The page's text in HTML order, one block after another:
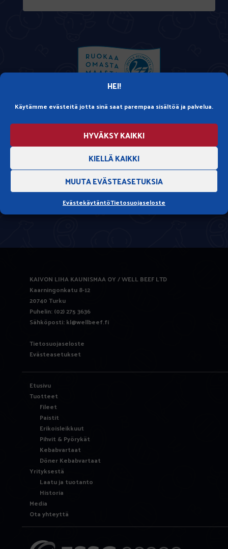
HEI!
Käytämme evästeitä jotta sinä saat parempaa sisältöä ja palvelua.
HYVÄKSY KAIKKI
KIELLÄ KAIKKI
MUUTA EVÄSTEASETUKSIA
EvästekäytäntöTietosuojaseloste
KAIVON LIHA KAUNISMAA OY / WELL BEEF LTD
Kaarningonkatu 8-12
20740 Turku
Puhelin: (02) 275 3636
Sähköposti:kl@wellbeef.fi
Tietosuojaseloste
Evästeasetukset
Etusivu
Tuotteet
Fileet
Paistit
Erikoisleikkuut
Pihvit & Pyörykät
Kebabvartaat
Döner Kebabvartaat
Yrityksestä
Laatu ja tuotanto
Historia
Media
Ota yhteyttä